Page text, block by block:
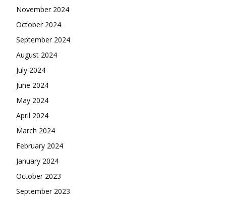
November 2024
October 2024
September 2024
August 2024
July 2024
June 2024
May 2024
April 2024
March 2024
February 2024
January 2024
October 2023
September 2023